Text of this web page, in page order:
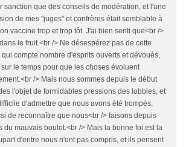
sanction que des conseils de modération, et l'une
de mes "juges" et confrères était semblable à
vaccine trop et trop tôt. J'ai bien senti que<br />
le fruit.<br /> Ne désespérez pas de cette
compte nombre d'esprits ouverts et dévoués,
le temps pour que les choses évoluent
/> Mais nous sommes depuis le début
l'objet de formidables pressions des lobbies, et
d'admettre que nous avons été trompés,
de reconnaître que nous<br /> faisons depuis
du mauvais boulot.<br /> Mais la bonne foi est la
d'entre nous n'ont pas compris, et ils pensent